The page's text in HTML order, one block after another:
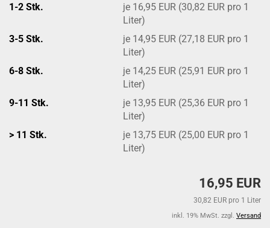
1-2 Stk.
je 16,95 EUR (30,82 EUR pro 1
Liter)
3-5 Stk.
je 14,95 EUR (27,18 EUR pro 1
Liter)
6-8 Stk.
je 14,25 EUR (25,91 EUR pro 1
Liter)
9-11 Stk.
je 13,95 EUR (25,36 EUR pro 1
Liter)
> 11 Stk.
je 13,75 EUR (25,00 EUR pro 1
Liter)
16,95 EUR
30,82 EUR pro 1 Liter
inkl. 19% MwSt. zzgl. Versand